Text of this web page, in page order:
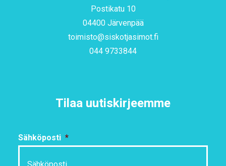
Postikatu 10
04400 Järvenpää
toimisto@siskotjasimot.fi
044 9733844
Tilaa uutiskirjeemme
Sähköposti *